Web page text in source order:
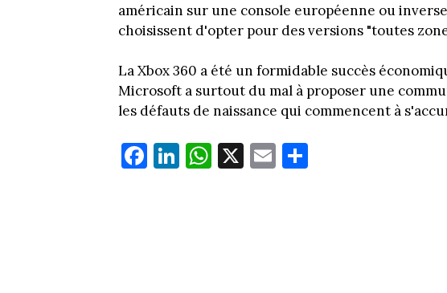
américain sur une console européenne ou
choisissent d'opter pour des versions "toutes
La Xbox 360 a été un formidable succès
Microsoft a surtout du mal à proposer une
les défauts de naissance qui commencent à
Fa
ce
Li
nk
W
ha
X E
m